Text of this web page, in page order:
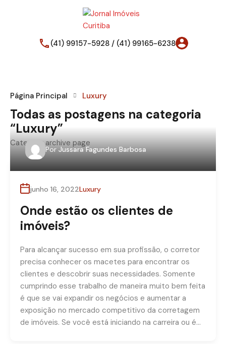
(41) 99157-5928 / (41) 99165-6238
Página Principal Luxury
Todas as postagens na categoria
“Luxury”
Category archive page
Por Jussara Fagundes Barbosa
junho 16, 2022Luxury
Onde estão os clientes de
imóveis?
Para alcançar sucesso em sua profissão, o corretor
precisa conhecer os macetes para encontrar os
clientes e descobrir suas necessidades. Somente
cumprindo esse trabalho de maneira muito bem feita
é que se vai expandir os negócios e aumentar a
exposição no mercado competitivo da corretagem
de imóveis. Se você está iniciando na carreira ou é…